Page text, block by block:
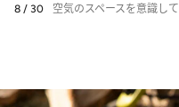
8 / 30 空気のスペースを意識し